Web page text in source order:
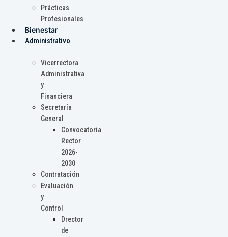
Prácticas
Profesionales
Bienestar
Administrativo
Vicerrectora
Administrativa
y
Financiera
Secretaría
General
Convocatoria
Rector
2026-
2030
Contratación
Evaluación
y
Control
Drector
de